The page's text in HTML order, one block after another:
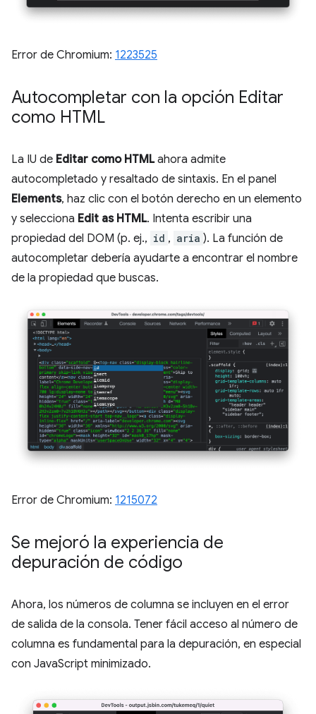
Error de Chromium: 1223525
Autocompletar con la opción Editar
como HTML
La IU de Editar como HTMLahora admite
autocompletado y resaltado de sintaxis. En el panel
Elements, haz clic con el botón derecho en un elemento
y selecciona Edit as HTML. Intenta escribir una
propiedad del DOM (p. ej., id , aria ). La función de
autocompletar debería ayudarte a encontrar el nombre
de la propiedad que buscas.
Error de Chromium: 1215072
Se mejoró la experiencia de
depuración de código
Ahora, los números de columna se incluyen en el error
de salida de la consola. Tener fácil acceso al número de
columna es fundamental para la depuración, en especial
con JavaScript minimizado.